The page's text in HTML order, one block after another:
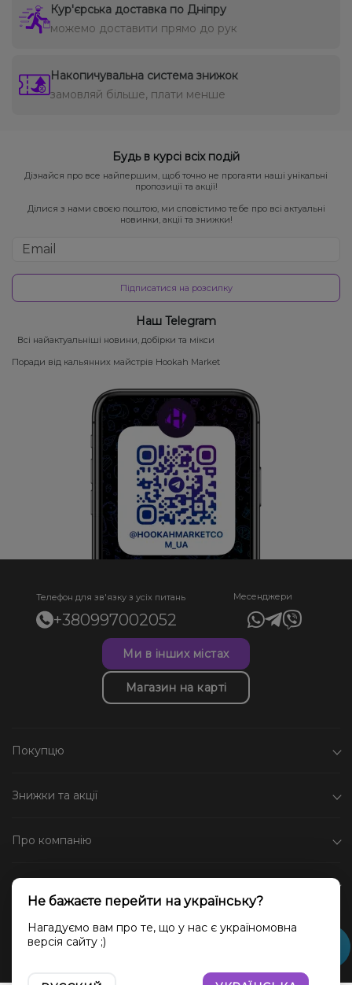
Кур'єрська доставка по Дніпру
можемо доставити прямо до рук
Накопичувальна система знижок
замовляй більше, плати менше
Будь в курсі всіх подій
Дізнайся про все найпершим, щоб точно не прогаяти наші унікальні
пропозиції та акції!
Ділися з нами своєю поштою, ми сповістимо тебе про всі актуальні
новинки, акції та знижки!
Підписатися на розсилку
Наш Telegram
Всі найактуальніші новини, добірки та мікси
Поради від кальянних майстрів Hookah Market
Телефон для зв'язку з усіх питань
+380997002052
Месенджери
Ми в інших містах
Магазин на карті
Покупцю
Знижки та акції
Про компанію
Каталог
Соціальні мережі
Не бажаєте перейти на українську?
Нагадуємо вам про те, що у нас є україномовна
версія сайту ;)